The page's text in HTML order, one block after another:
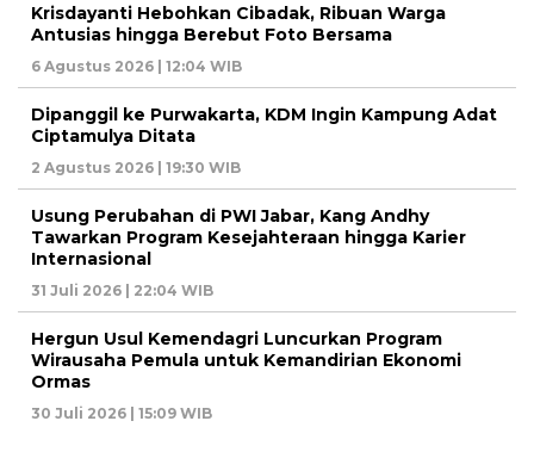
Krisdayanti Hebohkan Cibadak, Ribuan Warga
Antusias hingga Berebut Foto Bersama
6 Agustus 2026 | 12:04 WIB
Dipanggil ke Purwakarta, KDM Ingin Kampung Adat
Ciptamulya Ditata
2 Agustus 2026 | 19:30 WIB
Usung Perubahan di PWI Jabar, Kang Andhy
Tawarkan Program Kesejahteraan hingga Karier
Internasional
31 Juli 2026 | 22:04 WIB
Hergun Usul Kemendagri Luncurkan Program
Wirausaha Pemula untuk Kemandirian Ekonomi
Ormas
30 Juli 2026 | 15:09 WIB